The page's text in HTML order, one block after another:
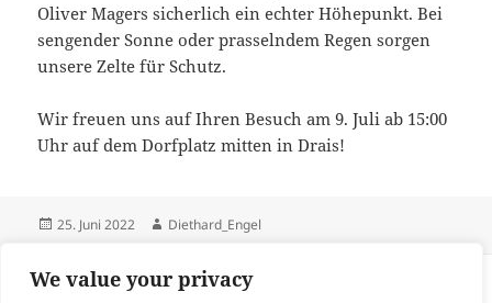
We value your privacy
Oliver Magers sicherlich ein echter Höhepunkt. Bei
sengender Sonne oder prasselndem Regen sorgen
unsere Zelte für Schutz.
Wir freuen uns auf Ihren Besuch am 9. Juli ab 15:00
Uhr auf dem Dorfplatz mitten in Drais!
Veröffentlicht
25. Juni 2022 Autor
Diethard_Engel
Beitragsnavigation
VORHERIGER